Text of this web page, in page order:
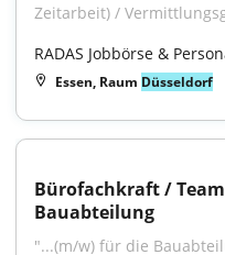
Zeitarbeit) /
RADAS Jobbörse &
Essen, Raum Düsseldorf
Bürofachkraft /
Bauabteilung